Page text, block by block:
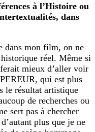
à l’Histoire ou
dans
dans mon film, on ne
réel. Même si
mieux d’aller voir
qui est plus
le résultat artistique
de recherches ou
sert pas à chercher
plus que je ne